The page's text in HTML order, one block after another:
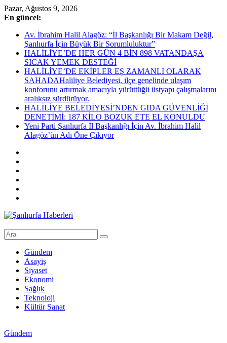
Skip
to
Pazar, Ağustos 9, 2026
En güncel:
Av. İbrahim Halil Alagöz: “İl Başkanlığı Bir Makam Değil,
Şanlıurfa İçin Büyük Bir Sorumluluktur”
HALİLİYE’DE HER GÜN 4 BİN 898 VATANDAŞA
SICAK YEMEK DESTEĞİ
HALİLİYE’DE EKİPLER EŞ ZAMANLI OLARAK
SAHADAHaliliye Belediyesi, ilçe genelinde ulaşım
konforunu artırmak amacıyla yürüttüğü üstyapı çalışmalarını
aralıksız sürdürüyor.
HALİLİYE BELEDİYESİ’NDEN GIDA GÜVENLİĞİ
DENETİMİ: 187 KİLO BOZUK ETE EL KONULDU
Yeni Parti Şanlıurfa İl Başkanlığı İçin Av. İbrahim Halil
Alagöz’ün Adı Öne Çıkıyor
Şanlıurfa
Dakika
Şanlıurfa
Haberleri
Gündem
Asayiş
Siyaset
Ekonomi
Sağlık
Teknoloji
Kültür Sanat
Gündem